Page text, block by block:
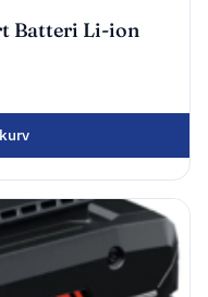
Batteri Li-ion